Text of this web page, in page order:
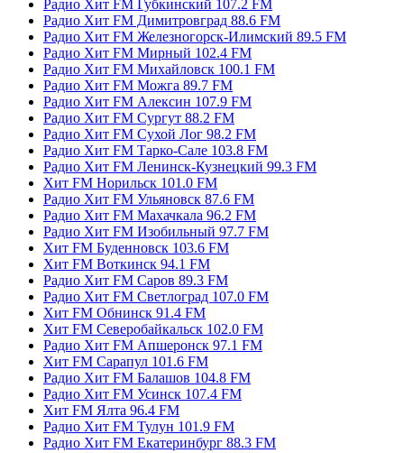
Радио Хит FM Губкинский 107.2 FM
Радио Хит FM Димитровград 88.6 FM
Радио Хит FM Железногорск-Илимский 89.5 FM
Радио Хит FM Мирный 102.4 FM
Радио Хит FM Михайловск 100.1 FM
Радио Хит FM Можга 89.7 FM
Радио Хит FM Алексин 107.9 FM
Радио Хит FM Сургут 88.2 FM
Радио Хит FM Сухой Лог 98.2 FM
Радио Хит FM Тарко-Сале 103.8 FM
Радио Хит FM Ленинск-Кузнецкий 99.3 FM
Хит FM Норильск 101.0 FM
Радио Хит FM Ульяновск 87.6 FM
Радио Хит FM Махачкала 96.2 FM
Радио Хит FM Изобильный 97.7 FM
Хит FM Буденновск 103.6 FM
Хит FM Воткинск 94.1 FM
Радио Хит FM Саров 89.3 FM
Радио Хит FM Светлоград 107.0 FM
Хит FM Обнинск 91.4 FM
Хит FM Северобайкальск 102.0 FM
Радио Хит FM Апшеронск 97.1 FM
Хит FM Сарапул 101.6 FM
Радио Хит FM Балашов 104.8 FM
Радио Хит FM Усинск 107.4 FM
Хит FM Ялта 96.4 FM
Радио Хит FM Тулун 101.9 FM
Радио Хит FM Екатеринбург 88.3 FM